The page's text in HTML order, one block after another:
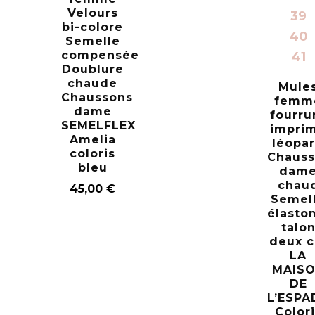
Velours
bi-colore
Semelle
compensée
Doublure
chaude
Chaussons
dame
SEMELFLEX
Amelia
coloris
bleu
45,00€
39
40
41
dame
talon
deux
LA
DE